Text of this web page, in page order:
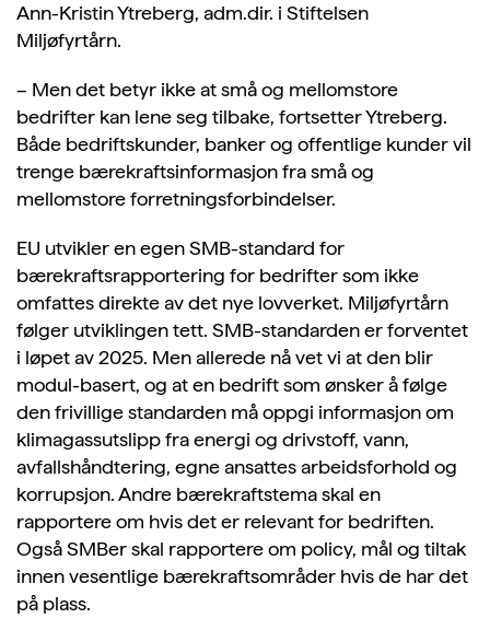
Ann-Kristin Ytreberg, adm.dir. i Stiftelsen
Miljøfyrtårn.
– Men det betyr ikke at små og mellomstore
bedrifter kan lene seg tilbake, fortsetter Ytreberg.
Både bedriftskunder, banker og offentlige kunder vil
trenge bærekraftsinformasjon fra små og
mellomstore forretningsforbindelser.
EU utvikler en egen SMB-standard for
bærekraftsrapportering for bedrifter som ikke
omfattes direkte av det nye lovverket. Miljøfyrtårn
følger utviklingen tett. SMB-standarden er forventet
i løpet av 2025. Men allerede nå vet vi at den blir
modul-basert, og at en bedrift som ønsker å følge
den frivillige standarden må oppgi informasjon om
klimagassutslipp fra energi og drivstoff, vann,
avfallshåndtering, egne ansattes arbeidsforhold og
korrupsjon. Andre bærekraftstema skal en
rapportere om hvis det er relevant for bedriften.
Også SMBer skal rapportere om policy, mål og tiltak
innen vesentlige bærekraftsområder hvis de har det
på plass.